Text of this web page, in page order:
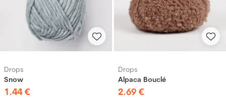
Drops
Snow
1.44 €
Drops
Alpaca Bouclé
2.69 €